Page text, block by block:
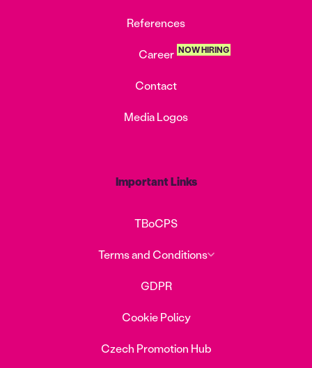
References
Career NOW HIRING
Contact
Media Logos
Important Links
TBoCPS
Terms and Conditions
GDPR
Cookie Policy
Czech Promotion Hub